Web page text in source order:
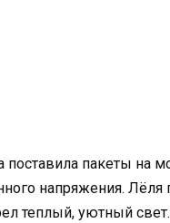
пакеты на
напряжения. Лёля
теплый, уютный